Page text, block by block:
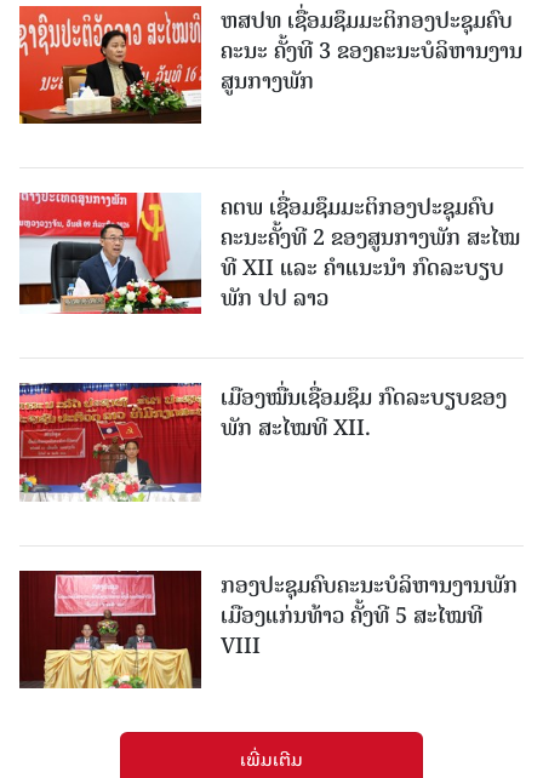
ຫສປທ ເຊື່ອມຊຶມມະຕິກອງປະຊຸມຄົບ
ຄະນະ ຄັ້ງທີ 3 ຂອງຄະນະບໍລິຫານງານ
ສູນກາງພັກ
ຄຕພ ເຊື່ອມຊຶມມະຕິກອງປະຊຸມຄົບ
ຄະນະຄັ້ງທີ 2 ຂອງສູນກາງພັກ ສະໄໝ
ທີ XII ແລະ ຄໍາແນະນໍາ ກົດລະບຽບ
ພັກ ປປ ລາວ
ເມືອງ​ໝື່ນເຊື່ອມຊຶມ ກົດລະບຽບຂອງ
ພັກ ສະໄໝທີ XII.
ກອງປະຊຸມຄົບຄະນະບໍລິຫານງານພັກ
ເມືອງແກ່ນ​ທ້າວ ຄັ້ງທີ 5 ສະໄໝທີ
VIII
ເພີ່ມເຕີມ